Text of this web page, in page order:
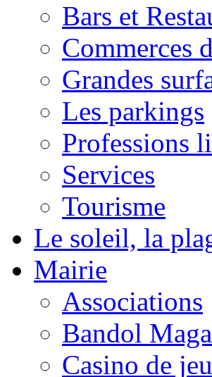
Bars et
Commerces
Grandes
Les parkings
Professions
Services
Tourisme
Le soleil, la
Mairie
Associations
Bandol
Casino de